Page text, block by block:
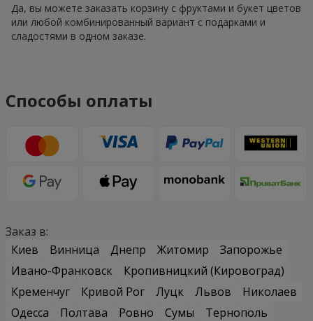
Да, вы можете заказать корзину с фруктами и букет цветов
или любой комбинированный вариант с подарками и
сладостями в одном заказе.
Способы оплаты
Заказ в:
Киев
Винница Днепр Житомир
Запорожье
Ивано-Франковск
Кропивницкий (Кировоград)
Кременчуг
Кривой Рог Луцк Львов
Николаев
Одесса
Полтава Ровно Сумы
Тернополь